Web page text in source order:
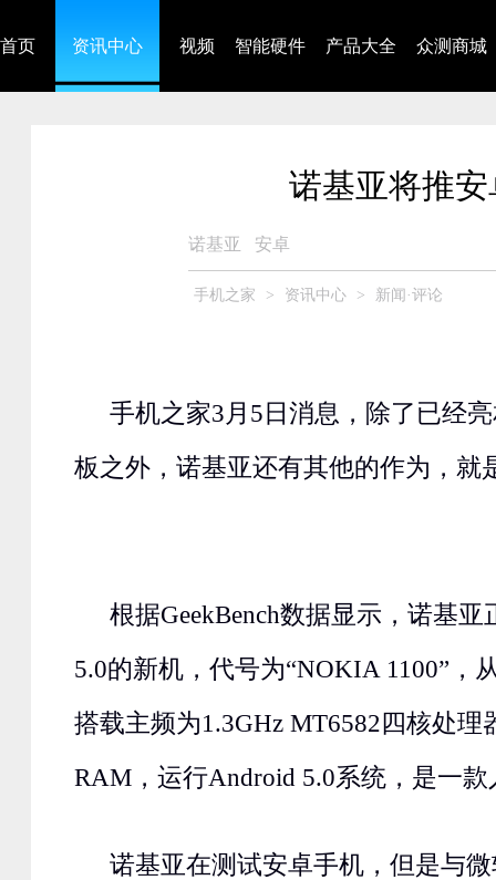
首页 资讯中心 视频 智能硬件 产品大全 众测商城
诺基亚将推
诺基亚 安卓
手机之家 > 资讯中心 > 新闻·评论
手机之家3月5日消息，除了已经
板之外，诺基亚还有其他的作为，就
根据GeekBench数据显示，诺基
5.0的新机，代号为“NOKIA 1100”，
搭载主频为1.3GHz MT6582四核处理
RAM，运行Android 5.0系统，是一
诺基亚在测试安卓手机，但是与